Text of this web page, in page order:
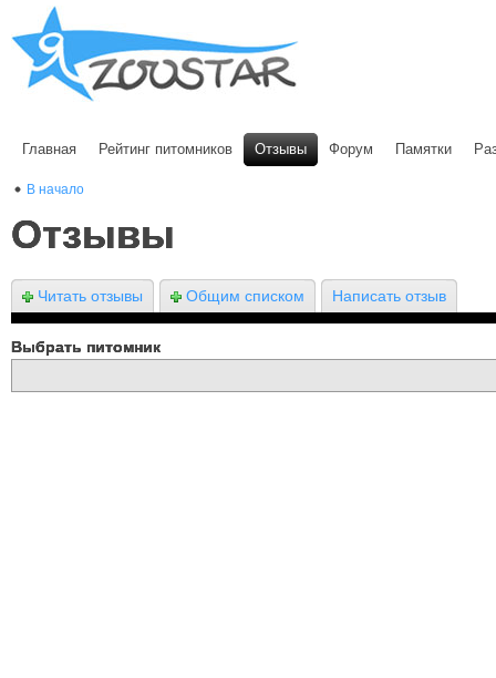
Главная Рейтинг питомников Отзывы Форум Памятки
В начало
Отзывы
Читать отзывы Общим списком Написать отзыв
Выбрать питомник